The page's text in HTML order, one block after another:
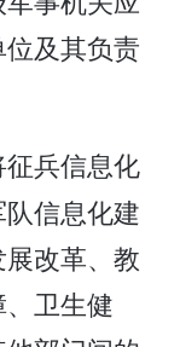
及其负责
兵信息化
信息化建
改革、教
卫生健